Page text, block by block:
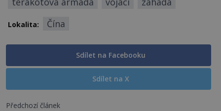
Lokalita: Čína
Sdílet na Facebooku
Sdílet na X
Předchozí článek